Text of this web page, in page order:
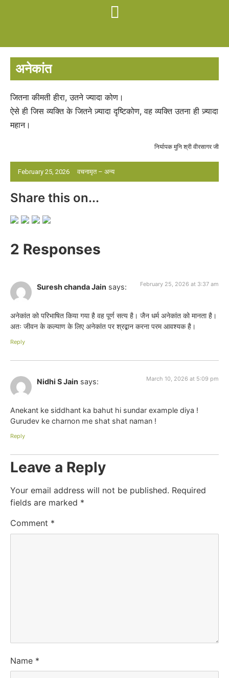
अनेकांत
February 25, 2026 वचनामृत – अन्य
जितना कीमती हीरा, उतने ज्यादा कोण।
ऐसे ही जिस व्यक्ति के जितने ज़्यादा दृष्टिकोण, वह व्यक्ति उतना ही ज़्यादा
महान।
निर्यापक मुनि श्री वीरसागर जी
Share this on...
2 Responses
Suresh chanda Jain says: February 25, 2026 at 3:37 am
अनेकांत को परिभाषित किया गया है वह पूर्ण सत्य है। जैन धर्म अनेकांत को मानता है।
अतः जीवन के कल्याण के लिए अनेकांत पर श्रद्बान करना परम आवश्यक है।
Reply
Nidhi S Jain says: March 10, 2026 at 5:09 pm
Anekant ke siddhant ka bahut hi sundar example diya !
Gurudev ke charnon me shat shat naman !
Reply
Leave a Reply
Your email address will not be published. Required
fields are marked *
Comment *
Name *